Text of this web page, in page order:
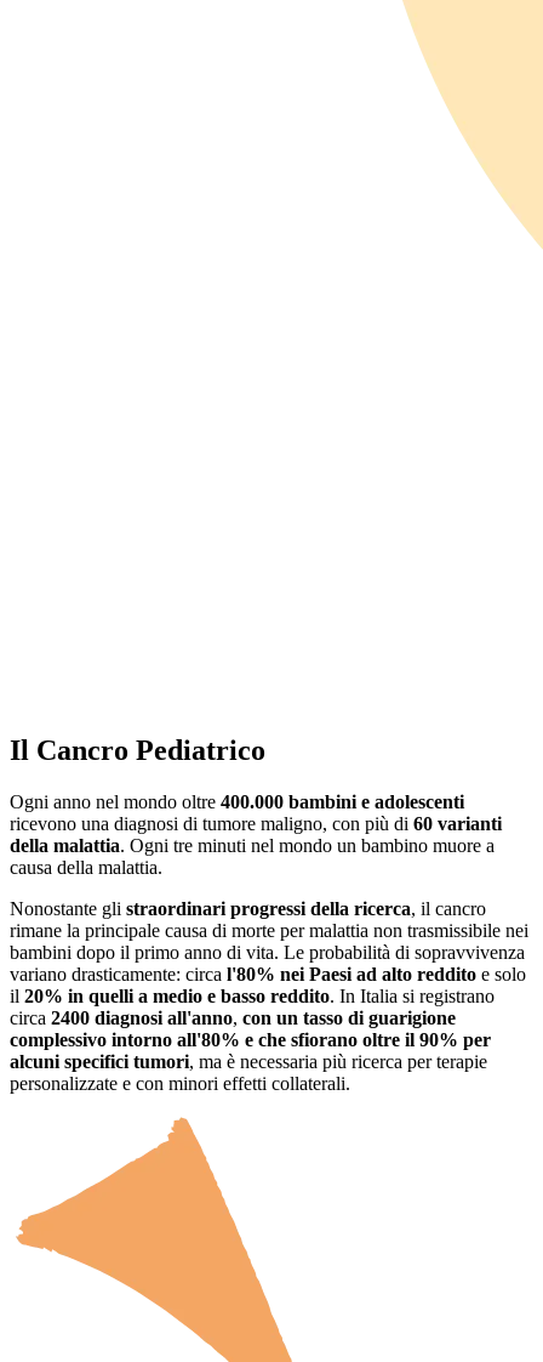
Il Cancro Pediatrico
Ogni anno nel mondo oltre 400.000 bambini e adolescenti
ricevono una diagnosi di tumore maligno, con più di 60 varianti
della malattia. Ogni tre minuti nel mondo un bambino muore a
causa della malattia.
Nonostante gli straordinari progressi della ricerca, il cancro
rimane la principale causa di morte per malattia non trasmissibile nei
bambini dopo il primo anno di vita. Le probabilità di sopravvivenza
variano drasticamente: circa l'80% nei Paesi ad alto reddito e solo
il 20% in quelli a medio e basso reddito. In Italia si registrano
circa 2400 diagnosi all'anno, con un tasso di guarigione
complessivo intorno all'80% e che sfiorano oltre il 90% per
alcuni specifici tumori, ma è necessaria più ricerca per terapie
personalizzate e con minori effetti collaterali.